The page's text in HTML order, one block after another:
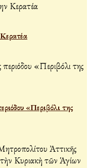
«Περιβόλι της